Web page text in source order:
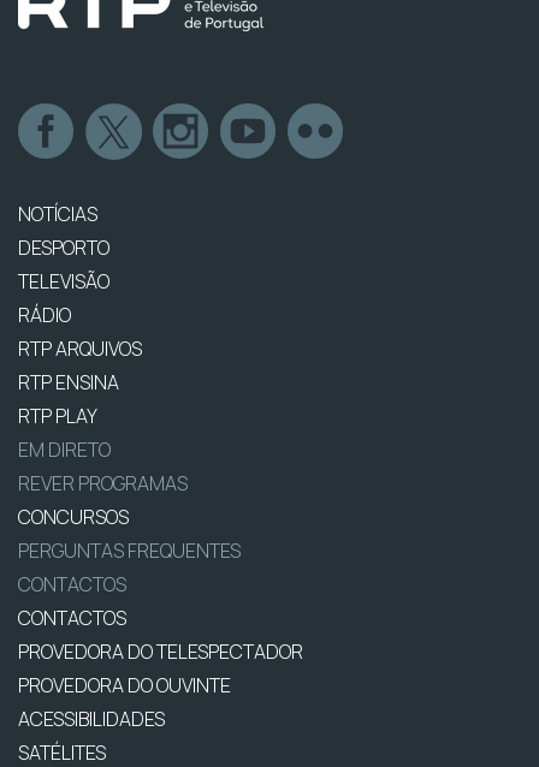
NOTÍCIAS
DESPORTO
TELEVISÃO
RÁDIO
RTP ARQUIVOS
RTP ENSINA
RTP PLAY
EM DIRETO
REVER PROGRAMAS
CONCURSOS
PERGUNTAS FREQUENTES
CONTACTOS
CONTACTOS
PROVEDORA DO TELESPECTADOR
PROVEDORA DO OUVINTE
ACESSIBILIDADES
SATÉLITES